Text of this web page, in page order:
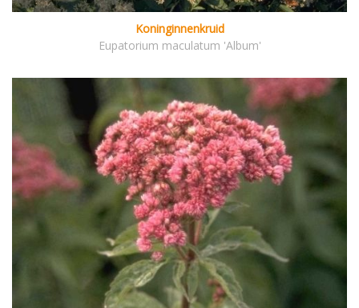
Koninginnenkruid
Eupatorium maculatum 'Album'